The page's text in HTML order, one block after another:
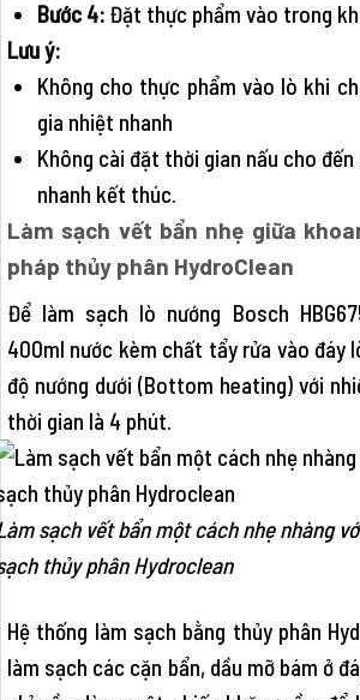
Bước 4:Đặt thực phẩm vào trong
Lưu ý:
Không cho thực phẩm vào lò khi
gia nhiệt nhanh
Không cài đặt thời gian nấu cho
nhanh kết thúc.
Làm sạch vết bẩn nhẹ giữa
pháp thủy phân HydroClean
Để làm sạch lò nướng Bosch
400ml nước kèm chất tẩy rửa vào đáy
độ nướng dưới (Bottom heating) với
thời gian là 4 phút.
sạch vết bẩn một cách nhẹ nhàng
thủy phân Hydroclean
Hệ thống làm sạch bằng thủy phân
làm sạch các cặn bẩn, dầu mỡ bám ở